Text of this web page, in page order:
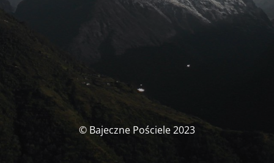
© Bajeczne Pościele 2023